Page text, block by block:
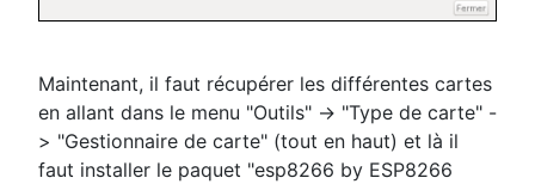
Maintenant, il faut récupérer les différentes cartes
en allant dans le menu "Outils" -> "Type de carte" -
> "Gestionnaire de carte" (tout en haut) et là il
faut installer le paquet "esp8266 by ESP8266